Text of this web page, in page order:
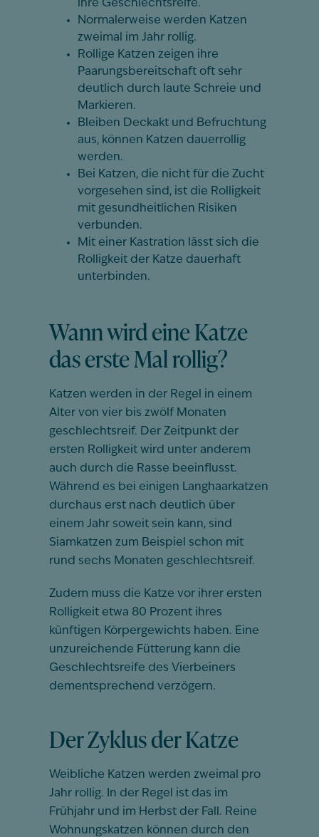
ihre Geschlechtsreife.
Normalerweise werden Katzen
zweimal im Jahr rollig.
Rollige Katzen zeigen ihre
Paarungsbereitschaft oft sehr
deutlich durch laute Schreie und
Markieren.
Bleiben Deckakt und Befruchtung
aus, können Katzen dauerrollig
werden.
Bei Katzen, die nicht für die Zucht
vorgesehen sind, ist die Rolligkeit
mit gesundheitlichen Risiken
verbunden.
Mit einer Kastration lässt sich die
Rolligkeit der Katze dauerhaft
unterbinden.
Wann wird eine Katze
das erste Mal rollig?
Katzen werden in der Regel in einem
Alter von vier bis zwölf Monaten
geschlechtsreif. Der Zeitpunkt der
ersten Rolligkeit wird unter anderem
auch durch die Rasse beeinflusst.
Während es bei einigen Langhaarkatzen
durchaus erst nach deutlich über
einem Jahr soweit sein kann, sind
Siamkatzen zum Beispiel schon mit
rund sechs Monaten geschlechtsreif.
Zudem muss die Katze vor ihrer ersten
Rolligkeit etwa 80 Prozent ihres
künftigen Körpergewichts haben. Eine
unzureichende Fütterung kann die
Geschlechtsreife des Vierbeiners
dementsprechend verzögern.
Der Zyklus der Katze
Weibliche Katzen werden zweimal pro
Jahr rollig. In der Regel ist das im
Frühjahr und im Herbst der Fall. Reine
Wohnungskatzen können durch den